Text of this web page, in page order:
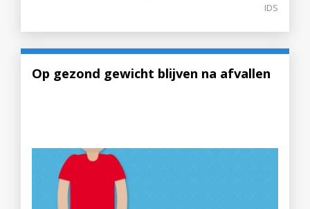
IDS
Op gezond gewicht blijven na afvallen